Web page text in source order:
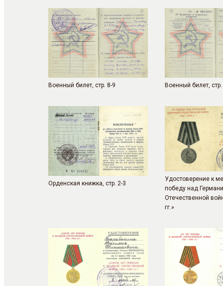
Военный билет, стр. 8-9 Военный билет,
Орденская книжка, стр. 2-3
Удостоверение к
победу над
Отечественной
гг.»